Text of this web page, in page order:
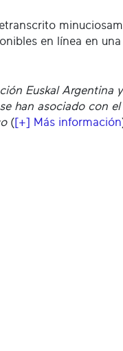
en línea en una
Euskal Argentina
han asociado con
([+] Más información